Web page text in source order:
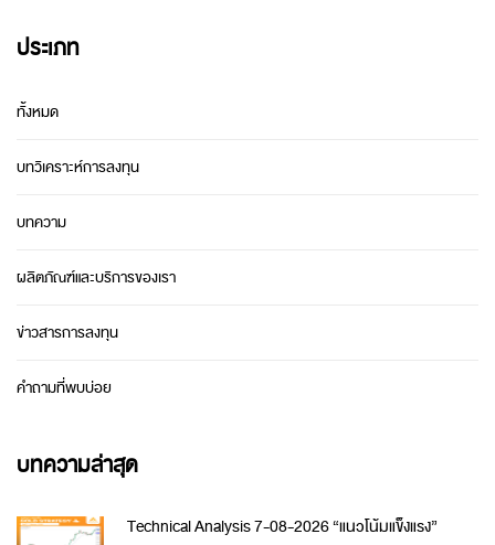
ประเภท
ทั้งหมด
บทวิเคราะห์การลงทุน
บทความ
ผลิตภัณฑ์และบริการของเรา
ข่าวสารการลงทุน
คำถามที่พบบ่อย
บทความล่าสุด
Technical Analysis 7-08-2026 “แนวโน้มแข็งแรง”